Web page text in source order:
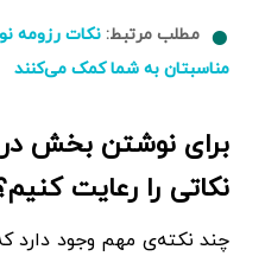
مطلب مرتبط: نکات رزومه
مناسبتان به شما کمک می‌کنند
برای نوشتن بخش
نکاتی را رعایت
چند نکته‌ی مهم وجود